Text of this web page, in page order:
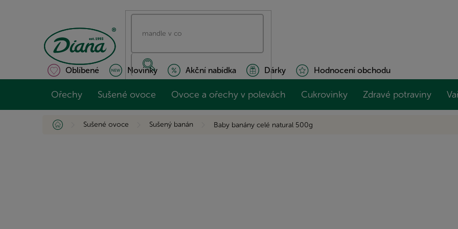
Oblíbené Novinky Akční nabídka Dárky Hodnocení obchodu
Ořechy Sušené ovoce Ovoce a ořechy v polevách Cukrovinky Zdravé potraviny
Domů Sušené ovoce Sušený banán Baby banány celé natural 500g